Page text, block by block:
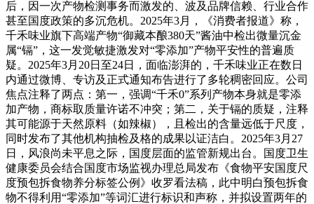
后，因一次产物检测事务而激发的、波及品牌信赖、行业合作
甚至国度政策的多沉危机。2025年3月，《消费者报道》称，
千禾味业旗下高端产物“御藏本酿380天”酱油中检出微量沉金
属“镉”，这一发觉敏捷激发对“零添加”产物平安性的普遍质
疑。2025年3月20日至24日，面临澎湃的，千禾味业正在数日
内通过微博、专访及正式通知布告进行了多轮稠密回应。公司
焦点注释了两点：第一，强调“千禾0”系列产物本身就是零添
加产物，商标取质量许诺不冲突；第二，关于镉的质疑，注释
其可能源于天然原料（如辣椒），且检出的含量远低于尺度，
同时发布了其他机构抽检及格的成果以证洁白。2025年3月27
日，风浪尚未平息之际，国度层面的监管新规出台。国度卫生
健康委员会结合国度市场监视办理总局发布《食物平安国度尺
度预包拆食物养分标签公例》收罗看法稿，此中明白预包拆食
物不得利用“零添加”等词汇进行标识和声称，并拟设置两年的